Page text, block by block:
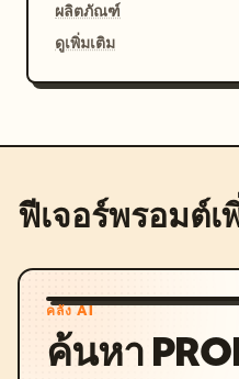
ผลิตภัณฑ์
ดูเพิ่มเติม
ฟีเจอร์พรอมต์เ
คลัง AI
ค้นหา